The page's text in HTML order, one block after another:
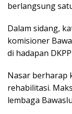
berlangsung
Dalam sidang,
komisioner
di hadapan
Nasar berharap
rehabilitasi.
lembaga